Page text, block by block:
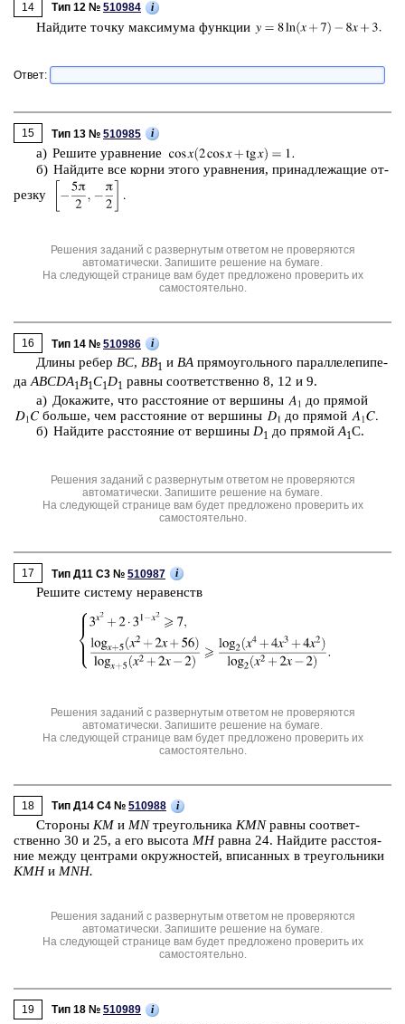
14 Тип 12 № 510984 i
Най­ди­те точку мак­си­му­ма функ­ции
Ответ:
15 Тип 13 № 510985 i
а) Ре­ши­те урав­не­ние
б) Най­ди­те все корни этого урав­не­ния, при­над­ле­жа­щие от­
рез­ку
Решения заданий с развернутым ответом не проверяются
автоматически. Запишите решение на бумаге.
На следующей странице вам будет предложено проверить их
самостоятельно.
16 Тип 14 № 510986 i
Длины ребер BC, BB1 и BA пря­мо­уголь­но­го па­рал­ле­ле­пи­пе­
даABCDA1B1C1D1 равны со­от­вет­ствен­но 8, 12 и 9.
а) До­ка­жи­те, что рас­сто­я­ние от вер­ши­ны
до пря­мой
боль­ше, чем рас­сто­я­ние от вер­ши­ны
до пря­мой
б) Най­ди­те рас­сто­я­ние от вер­ши­ны D1 до пря­мойA1C.
Решения заданий с развернутым ответом не проверяются
автоматически. Запишите решение на бумаге.
На следующей странице вам будет предложено проверить их
самостоятельно.
17 Тип Д11 C3 № 510987 i
Ре­ши­те си­сте­му не­ра­венств
Решения заданий с развернутым ответом не проверяются
автоматически. Запишите решение на бумаге.
На следующей странице вам будет предложено проверить их
самостоятельно.
18 Тип Д14 C4 № 510988 i
Сто­ро­ны KM и MNтре­уголь­ни­ка KMNравны со­от­вет­
ствен­но 30 и 25, а его вы­со­та MHравна 24. Най­ди­те рас­сто­я­
ние между цен­тра­ми окруж­но­стей, впи­сан­ных в тре­уголь­ни­ки
KMHи MNH.
Решения заданий с развернутым ответом не проверяются
автоматически. Запишите решение на бумаге.
На следующей странице вам будет предложено проверить их
самостоятельно.
19 Тип 18 № 510989 i